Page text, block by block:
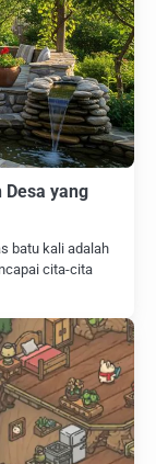
Desa yang
batu kali adalah
cita-cita